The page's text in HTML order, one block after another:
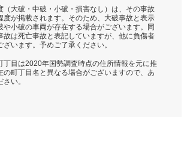
（大破・中破・小破・損害なし）は、その事故
度が掲載されます。そのため、大破事故と表示
や小破の車両が存在する場合がございます。同
故は死亡事故と表記していますが、他に負傷者
います。予めご了承ください。
丁目は2020年国勢調査時点の住所情報を元に推
の町丁目名と異なる場合がございますので、あ
い。